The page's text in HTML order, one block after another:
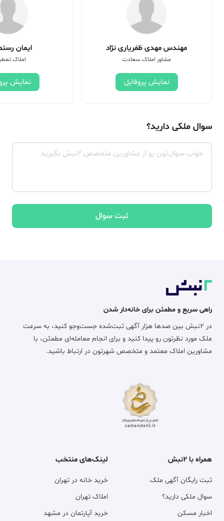
مهندس مهدی ظفریاری نژاد
مشاور املاک سعادت
نمایش پروفایل
ایمان
املاک
نمایش
سوال ملکی دارید؟
ثبت سوال
راهی سریع و مطمئن برای خانه‌دار شدن
در ۲نبش بین صدها هزار آگهی ثبت‌شده جست‌وجو کنید، به سرعت
ملک مورد نظرتون رو پیدا کنید و برای انجام معامله‌ای مطمئن، با
مشاورین املاک معتمد و متخصص شهرتون در ارتباط باشید.
همراه با ۲نبش
ثبت رایگان آگهی ملک
سوال ملکی دارید؟
اخبار مسکن
لینک‌های منتخب
خرید خانه در تهران
املاک تهران
خرید آپارتمان در مشهد